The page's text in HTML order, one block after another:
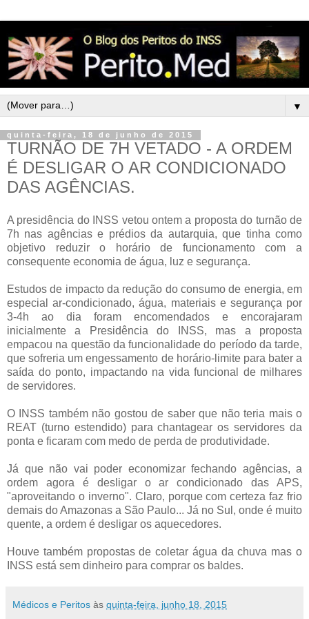
▼
quinta-feira, 18 de junho de 2015
TURNÃO DE 7H VETADO - A ORDEM
É DESLIGAR O AR CONDICIONADO
DAS AGÊNCIAS.
A presidência do INSS vetou ontem a proposta do turnão de
7h nas agências e prédios da autarquia, que tinha como
objetivo reduzir o horário de funcionamento com a
consequente economia de água, luz e segurança.
Estudos de impacto da redução do consumo de energia, em
especial ar-condicionado, água, materiais e segurança por
3-4h ao dia foram encomendados e encorajaram
inicialmente a Presidência do INSS, mas a proposta
empacou na questão da funcionalidade do período da tarde,
que sofreria um engessamento de horário-limite para bater a
saída do ponto, impactando na vida funcional de milhares
de servidores.
O INSS também não gostou de saber que não teria mais o
REAT (turno estendido) para chantagear os servidores da
ponta e ficaram com medo de perda de produtividade.
Já que não vai poder economizar fechando agências, a
ordem agora é desligar o ar condicionado das APS,
"aproveitando o inverno". Claro, porque com certeza faz frio
demais do Amazonas a São Paulo... Já no Sul, onde é muito
quente, a ordem é desligar os aquecedores.
Houve também propostas de coletar água da chuva mas o
INSS está sem dinheiro para comprar os baldes.
Médicos e Peritos às quinta-feira, junho 18, 2015